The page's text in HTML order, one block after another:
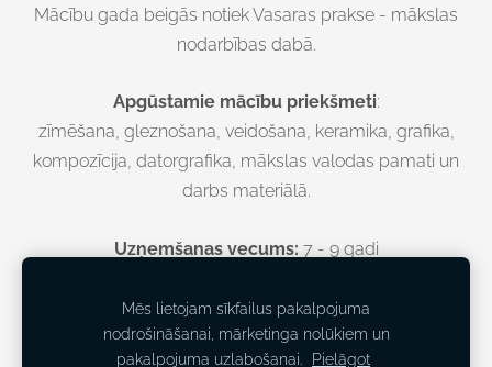
Mācību gada beigās notiek Vasaras prakse - mākslas
nodarbības dabā.
Apgūstamie mācību priekšmeti:
zīmēšana, gleznošana, veidošana, keramika, grafika,
kompozīcija, datorgrafika, mākslas valodas pamati un
darbs materiālā.
Uzņemšanas vecums: 7 - 9 gadi
Mācību ilgums:7 gadi
Mēs lietojam sīkfailus pakalpojuma
nodrošināšanai, mārketinga nolūkiem un
pakalpojuma uzlabošanai.
Pielāgot